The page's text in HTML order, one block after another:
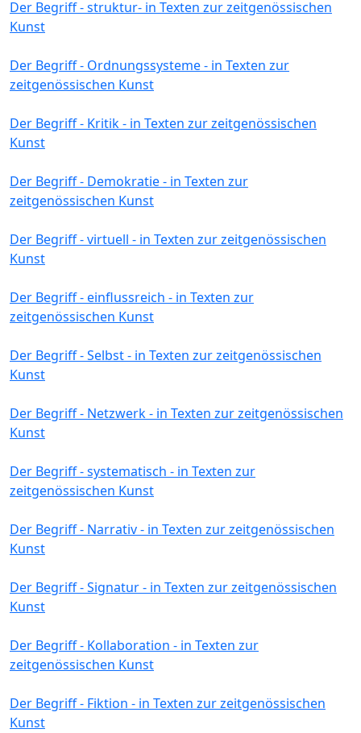
Der Begriff - struktur- in Texten zur zeitgenössischen
Kunst
Der Begriff - Ordnungssysteme - in Texten zur
zeitgenössischen Kunst
Der Begriff - Kritik - in Texten zur zeitgenössischen
Kunst
Der Begriff - Demokratie - in Texten zur
zeitgenössischen Kunst
Der Begriff - virtuell - in Texten zur zeitgenössischen
Kunst
Der Begriff - einflussreich - in Texten zur
zeitgenössischen Kunst
Der Begriff - Selbst - in Texten zur zeitgenössischen
Kunst
Der Begriff - Netzwerk - in Texten zur zeitgenössischen
Kunst
Der Begriff - systematisch - in Texten zur
zeitgenössischen Kunst
Der Begriff - Narrativ - in Texten zur zeitgenössischen
Kunst
Der Begriff - Signatur - in Texten zur zeitgenössischen
Kunst
Der Begriff - Kollaboration - in Texten zur
zeitgenössischen Kunst
Der Begriff - Fiktion - in Texten zur zeitgenössischen
Kunst